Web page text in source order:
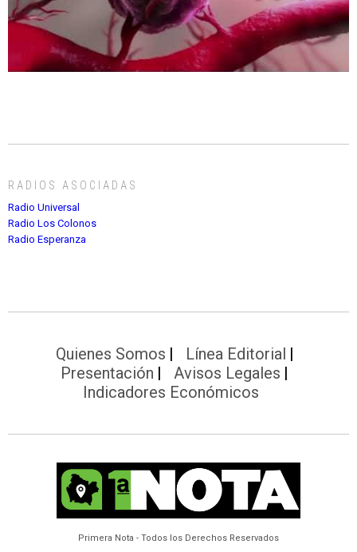
RADIOS ASOCIADAS
Radio Universal
Radio Los Colonos
Radio Esperanza
Quienes Somos
Línea Editorial
Presentación
Avisos Legales
Indicadores Económicos
Primera Nota - Todos los Derechos Reservados